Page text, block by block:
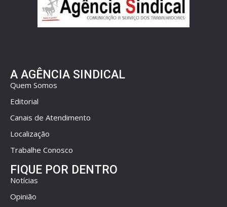
A AGÊNCIA SINDICAL
Quem Somos
Editorial
Canais de Atendimento
Localização
Trabalhe Conosco
FIQUE POR DENTRO
Notícias
Opinião